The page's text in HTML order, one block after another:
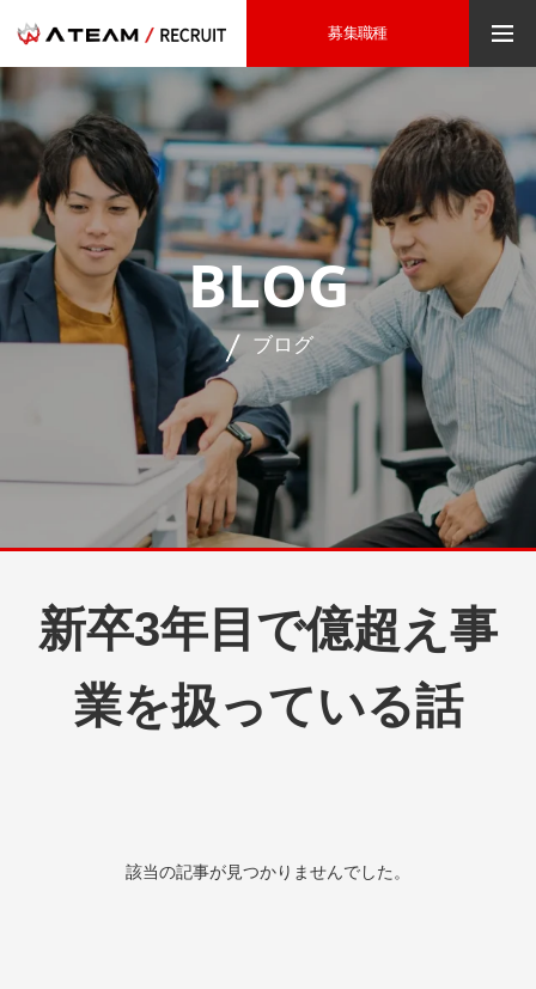
募集職種
BLOG
ブログ
新卒3年目で億超え事
業を扱っている話
該当の記事が見つかりませんでした。